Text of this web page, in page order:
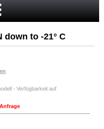
down to -21° C